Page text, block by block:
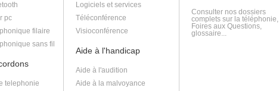
pc
filaire
sans fil
telephonie
Logiciels et services
Téléconférence
Visioconférence
Aide à l'handicap
Aide à l'audition
Aide à la malvoyance
Consulter nos dossiers
complets sur la téléphonie,
Foires aux Questions,
glossaire...